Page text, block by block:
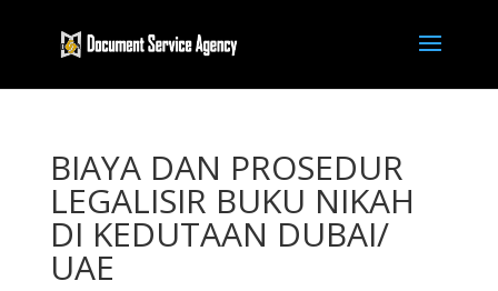
BIAYA DAN PROSEDUR
LEGALISIR BUKU NIKAH
DI KEDUTAAN DUBAI/
UAE